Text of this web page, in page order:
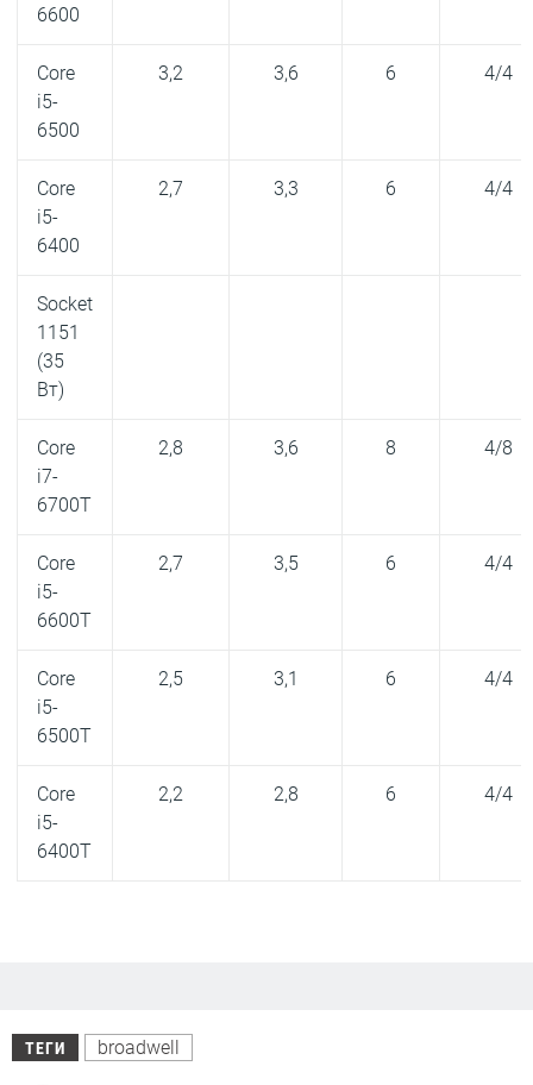
6600
Core
i5-
6500
3,2 3,6 6 4/4
Core
i5-
6400
2,7 3,3 6 4/4
Socket
1151
(35
Вт)
Core
i7-
6700T
2,8 3,6 8 4/8
Core
i5-
6600T
2,7 3,5 6 4/4
Core
i5-
6500T
2,5 3,1 6 4/4
Core
i5-
6400T
2,2 2,8 6 4/4
ТЕГИ broadwell